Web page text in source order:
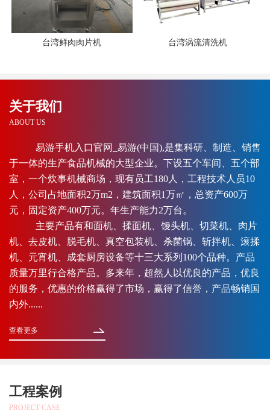
台湾鲜肉肉片机 台湾涡流清洗机
关于我们
ABOUT US
易游手机入口官网_易游(中国),是集科研、制造、销售
于一体的生产食品机械的大型企业。下设五个车间、五个部
室，一个炊事机械商场，现有员工180人，工程技术人员10
人，公司占地面积2万m2，建筑面积1万㎡，总资产600万
元，固定资产400万元。年生产能力2万台。
主要产品有和面机、揉面机、馒头机、切菜机、肉片
机、去皮机、脱毛机、真空包装机、杀菌锅、斩拌机、滚揉
机、元宵机、成套厨房设备等十三大系列100个品种。产品
质量万里行合格产品。多来年，超然人以优良的产品，优良
的服务，优惠的价格赢得了市场，赢得了信誉，产品畅销国
内外......
查看更多
工程案例
PROJECT CASE